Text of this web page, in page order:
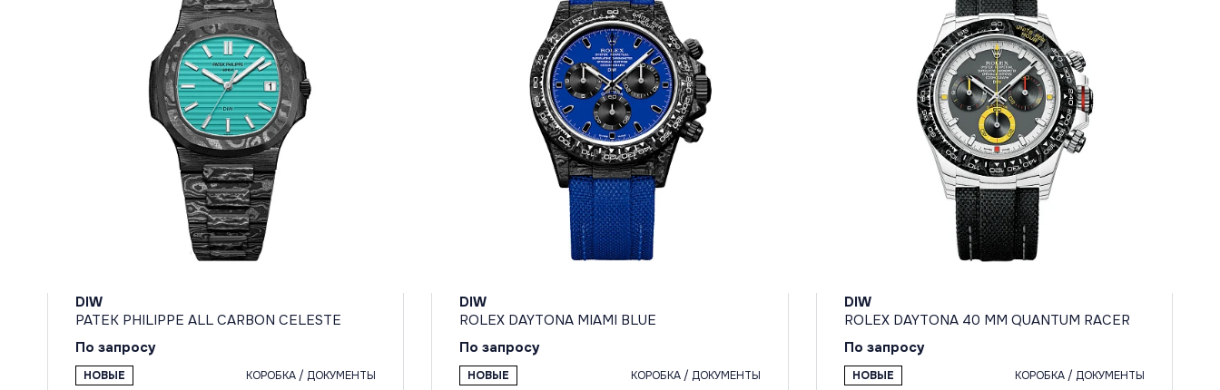
DIW
PATEK PHILIPPE ALL CARBON CELESTE
По запросу
НОВЫЕ КОРОБКА / ДОКУМЕНТЫ
DIW
ROLEX DAYTONA MIAMI BLUE
По запросу
НОВЫЕ КОРОБКА / ДОКУМЕНТЫ
DIW
ROLEX DAYTONA 40 MM QUANTUM RACER
По запросу
НОВЫЕ КОРОБКА / ДОКУМЕНТЫ